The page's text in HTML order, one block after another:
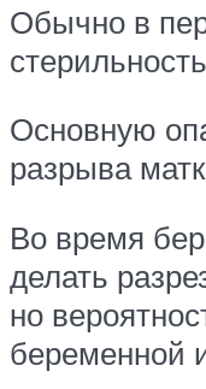
Обычно в
Основную
разрыва
Во время
делать
но
беременной